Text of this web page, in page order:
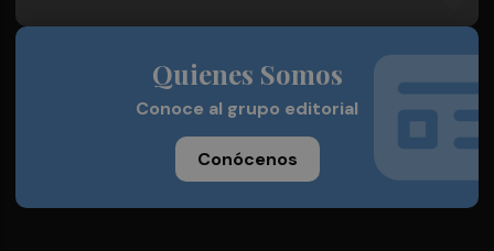
Quienes Somos
Conoce al grupo editorial
Conócenos